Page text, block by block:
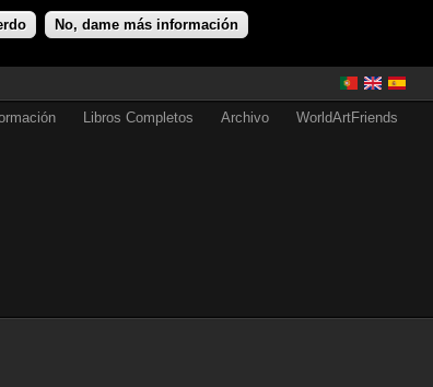
No, dame más información
Libros Completos Archivo WorldArtFriends